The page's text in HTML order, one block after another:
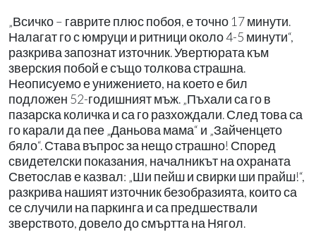
„Всичко – гаврите плюс побоя, е точно 17 минути.
Налагат го с юмруци и ритници около 4-5 минути“,
разкрива запознат източник. Увертюрата към
зверския побой е също толкова страшна.
Неописуемо е унижението, на което е бил
подложен 52-годишният мъж. „Пъхали са го в
пазарска количка и са го разхождали. След това са
го карали да пее „Даньова мама“ и „Зайченцето
бяло“. Става въпрос за нещо страшно! Според
свидетелски показания, началникът на охраната
Светослав е казвал: „Ши пейш и свирки ши прайш!“,
разкрива нашият източник безобразията, които са
се случили на паркинга и са предшествали
зверството, довело до смъртта на Нягол.